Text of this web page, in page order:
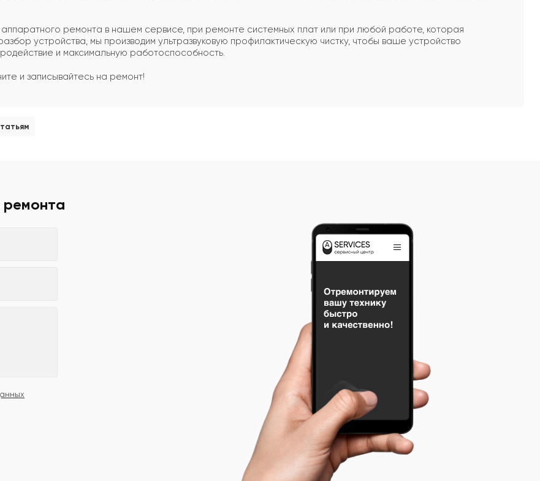
ремонта в нашем сервисе, при ремонте системных плат или при любой работе, которая
устройства, мы производим ультразвуковую профилактическую чистку, чтобы ваше устройство
и максимальную работоспособность.
и записывайтесь на ремонт!
ремонта